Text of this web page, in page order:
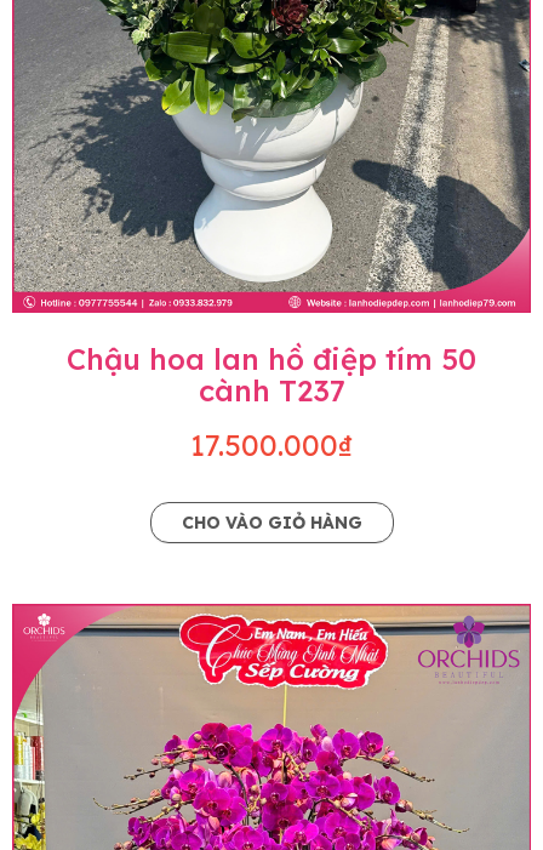
Chậu hoa lan hồ điệp tím 50
cành T237
17.500.000₫
CHO VÀO GIỎ HÀNG